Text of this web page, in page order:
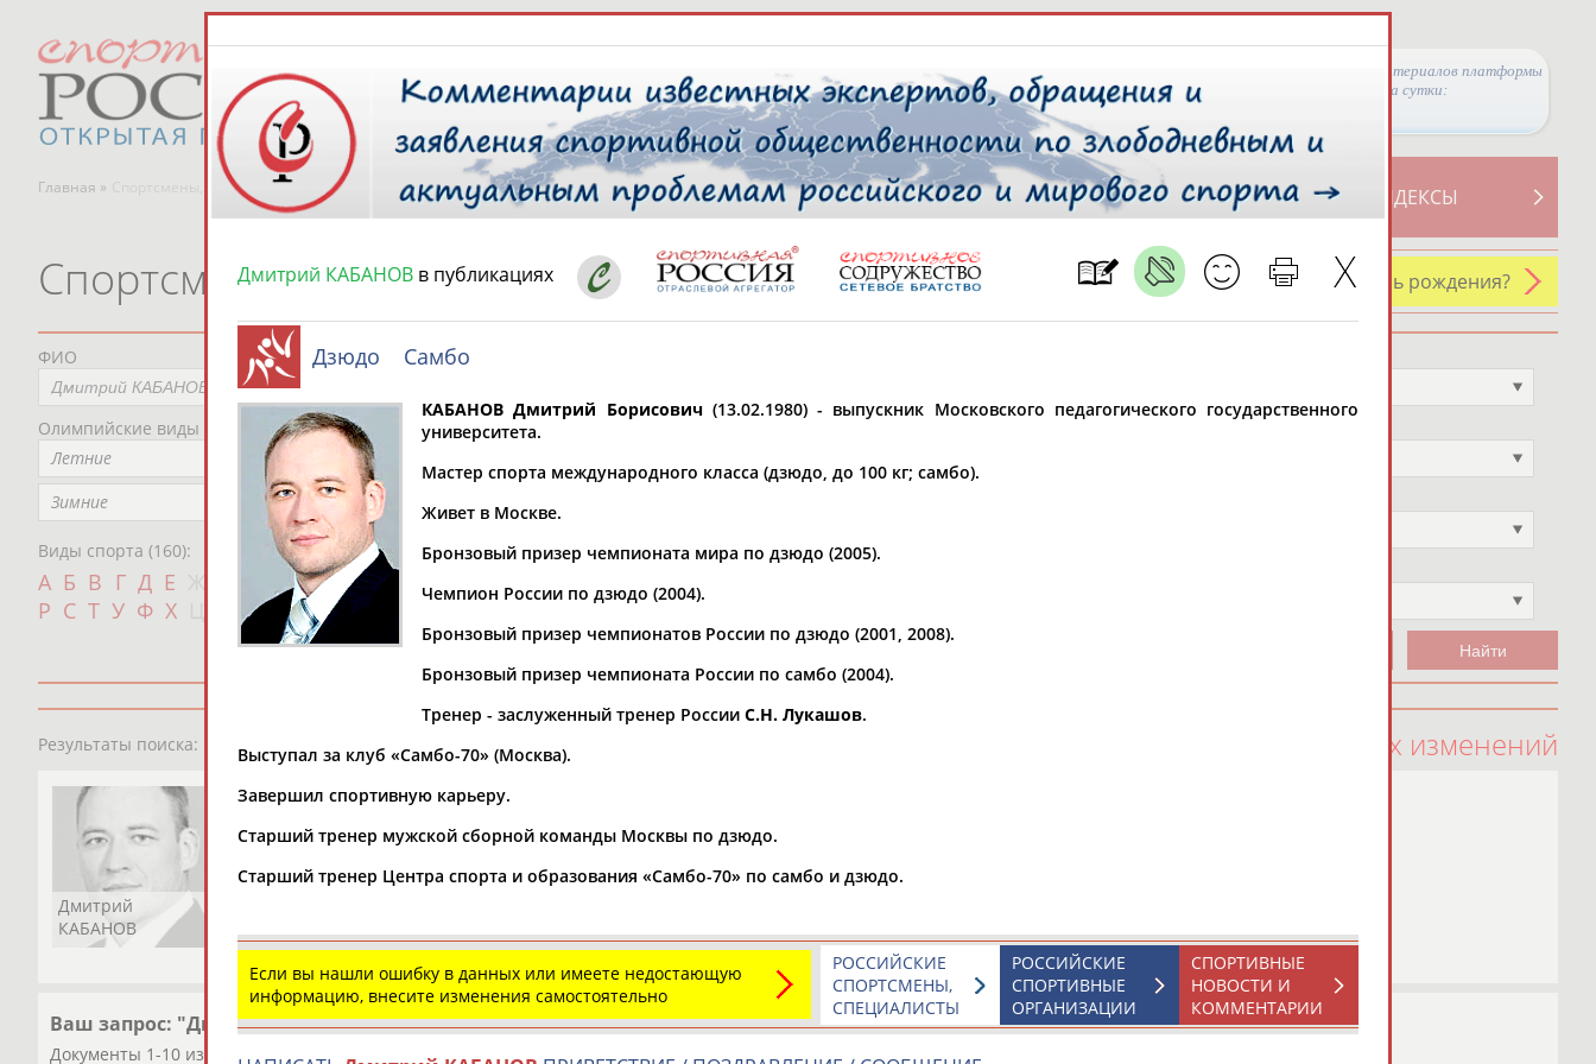
Просмотры материалов платформы
за сутки:
Главная » Спортсмены, тренеры и специалисты СВОДНЫЕ ИНДЕКСЫ
ТАБЛО АКТИВНОСТИ
РЕСУРСНАЯ ПЛОЩАДКА
У кого сегодня день рождения?
Спортсмены, тренеры и специалисты
ФИО
Олимпийские виды спорта
Летние
Зимние
Виды спорта (160):
А Б В Г Д Е Л М Н О
П
Р С Т У Ф Х Ш Щ Э Ю
* для действующих спортсменов
Место рождения
Дата рождения
с
чч мм год
Результаты поиска: персона 100 последних изменений
Дмитрий
КАБАНОВ
Ваш запрос: "Дмитрий КАБАНОВ"
Документы 1-10 из 31 найденных уникальных документов
Дмитрий КАБАНОВ в публикациях
Дзюдо Самбо
КАБАНОВ Дмитрий Борисович(13.02.1980) - выпускник Московского педагогического государственного
университета.
Мастер спорта международного класса (дзюдо, до 100 кг; самбо).
Живет в Москве.
Бронзовый призер чемпионата мира по дзюдо (2005).
Чемпион России по дзюдо (2004).
Бронзовый призер чемпионатов России по дзюдо (2001, 2008).
Бронзовый призер чемпионата России по самбо (2004).
Тренер - заслуженный тренер России С.Н. Лукашов.
Выступал за клуб «Самбо-70» (Москва).
Завершил спортивную карьеру.
Старший тренер мужской сборной команды Москвы по дзюдо.
Старший тренер Центра спорта и образования «Самбо-70» по самбо и дзюдо.
Если вы нашли ошибку в данных или имеете недостающую
информацию, внесите изменения самостоятельно
СПОРТИВНЫЕ
НОВОСТИ И
КОММЕНТАРИИ
РОССИЙСКИЕ
СПОРТИВНЫЕ
ОРГАНИЗАЦИИ
РОССИЙСКИЕ
СПОРТСМЕНЫ,
СПЕЦИАЛИСТЫ